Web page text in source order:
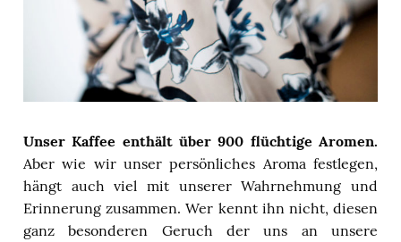
Unser Kaffee enthält über 900 flüchtige Aromen.
Aber wie wir unser persönliches Aroma festlegen,
hängt auch viel mit unserer Wahrnehmung und
Erinnerung zusammen. Wer kennt ihn nicht, diesen
ganz besonderen Geruch der uns an unsere